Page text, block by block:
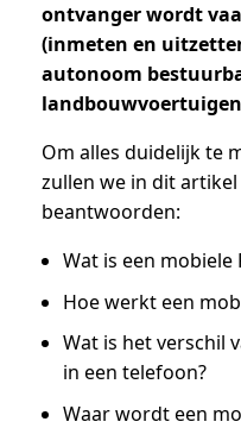
ontvanger wordt
(inmeten en
autonoom
Om alles duidelijk te
zullen we in dit
beantwoorden:
Wat is een mobiele
Hoe werkt een
Wat is het verschil
in een telefoon?
Waar wordt een